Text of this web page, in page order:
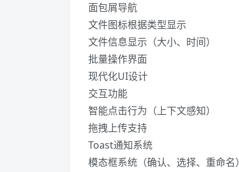
面包屑导航
文件图标根据类型显示
文件信息显示（大小、时间）
批量操作界面
现代化UI设计
交互功能
智能点击行为（上下文感知）
拖拽上传支持
Toast通知系统
模态框系统（确认、选择、重命名）